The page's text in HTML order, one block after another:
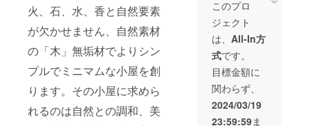
火、石、水、香と自然要素
が欠かせません、自然素材
の「木」無垢材でよりシン
プルでミニマムな小屋を創
ります。その小屋に求めら
れるのは自然との調和、美
未定の
場合は
「未
定」と
記載下
さい。
※詳細の
日程は
プロ
ジェク
ト終了
接予約
をお願
いしま
す。
（有効
期限：
2025年
5月末
） ※
キャン
プ宿泊
レンタ
ル・サ
ウナポ
ンチョ
（持ち
込み
可） ※
季節や
外気温
の状況
次第で
お買い
物を楽
しんで
くださ
朝食は
BBQの
準備を
いたし
ますか
ら、当
ティー
の食
材、食
材は途
中の道
の駅、
スー
パーで
お好き
ナへ！
どうぞ
PR活動
などに
ご活用
くださ
い。
※「掲載
希望す
る名称
を備考
約が可
能で
す、ご
予約の
際は施
設へ直
接ご連
絡をお
願いし
ます。
管理棟
ト、先
行予
約。 ・
サウナ
チケッ
ト（日
帰りサ
ウナ小
屋貸
切、全
曜日の
だきた
い！ 唯
一無二
の存在
感、こ
いつが
無けれ
ばサウ
ナは始
まりま
せん。
このプロ
ジェクト
は、 All-In方
式です。
目標金額に
関わらず、
2024/03/19
23:59:59ま